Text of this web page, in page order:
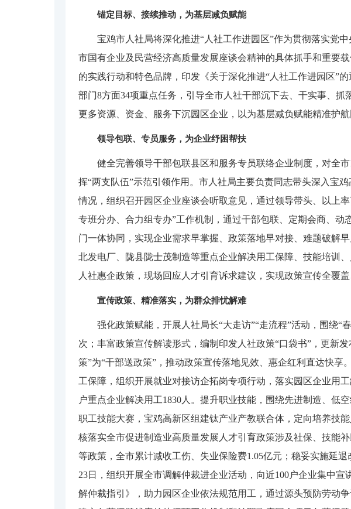
锚定目标、接续推动，为基层减负赋能
宝鸡市人社局将深化推进“人社工作进园区”作为贯彻落实党
市国有企业及民营经济高质量发展座谈会精神的具体抓手和重要
的实践行动和特色品牌，印发《关于深化推进“人社工作进园区”
部门8方面34项重点任务，引导全市人社干部沉下去、干实事、
更多资源、资金、服务下沉园区企业，以为基层减负赋能精准护航
领导包联、专员服务，为企业纾困帮扶
健全完善领导干部包联县区和服务专员联络企业制度，对全
挥“两支队伍”示范引领作用。市人社局主要负责同志带头深入宝
情况，组织召开园区企业座谈会听取意见，通过领导带头、以上
专班分办、合力组专办”工作机制，通过干部包联、定期会商、
门一体协同，实现企业需求早掌握、政策落地早对接、难题破解
北发电厂、陇县陇士茂制造等重点企业解决用工保障、技能培训
人社惠企政策，现场回应人才引育诉求建议，实现政策宣传全覆
宣传政策、精准落实，为群众排忧解难
强化政策赋能，开展人社局长“大走访”“走流程”活动，围绕“
次；丰富政策宣传解读形式，编制印发人社政策“口袋书”，更新
策”为“干部送政策”，推动政策宣传落地见效、惠企红利直达快享
工保障，组织开展就业对接访企拓岗专项行动，落实园区企业用
户重点企业解决用工1830人。提升职业技能，围绕先进制造、低
职工技能大赛，宝鸡高新区组建钛产业产教联合体，定向培养技
核落实全市促进制造业高质量发展人才引育政策涉及社保、技能
等政策，全市累计减收工伤、失业保险费1.05亿元；稳妥实施延
23日，组织开展全市调解仲裁进企业活动，向近100户企业集中
解仲裁指引》，助力园区企业依法规范用工，通过源头预防劳动